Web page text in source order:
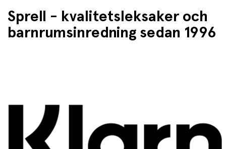
Sprell - kvalitetsleksaker och
barnrumsinredning sedan 1996